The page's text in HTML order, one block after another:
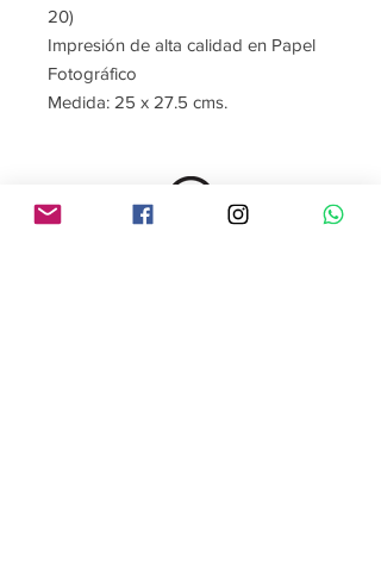
20)
Impresión de alta calidad en Papel
Fotográfico
Medida: 25 x 27.5 cms.